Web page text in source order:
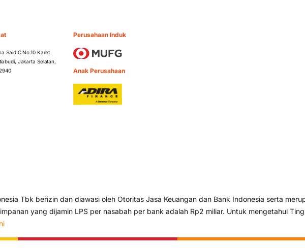
Said C No.10 Karet
Jakarta Selatan,
Perusahaan Induk
Anak Perusahaan
Tbk berizin dan diawasi oleh Otoritas Jasa Keuangan dan Bank Indonesia serta
yang dijamin LPS per nasabah per bank adalah Rp2 miliar. Untuk mengetahui